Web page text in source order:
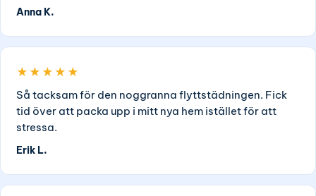
Anna K.
★★★★★
Så tacksam för den noggranna flyttstädningen. Fick
tid över att packa upp i mitt nya hem istället för att
stressa.
Erik L.